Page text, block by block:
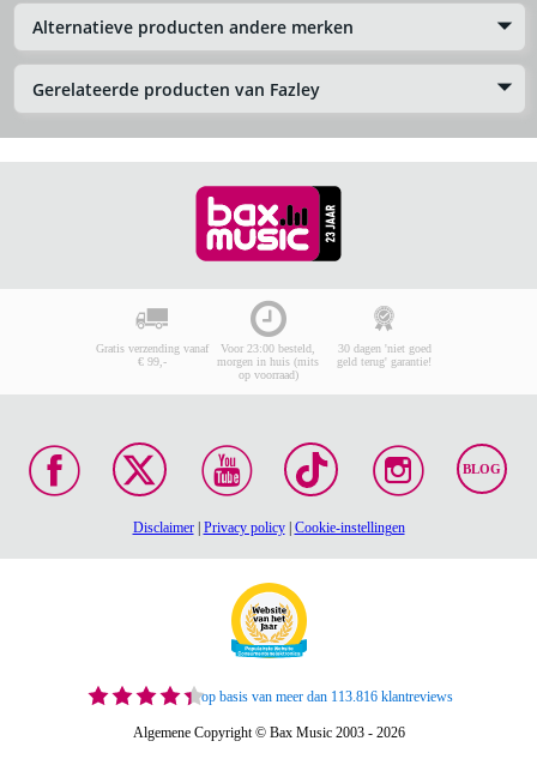
Alternatieve producten andere merken
Gerelateerde producten van Fazley
Gratis verzending vanaf
€ 99,-
Voor 23:00 besteld,
morgen in huis (mits
op voorraad)
30 dagen 'niet goed
geld terug' garantie!
BLOG
Disclaimer| Privacy policy| Cookie-instellingen
op basis van meer dan 113.816 klantreviews
Algemene Copyright © Bax Music 2003 - 2026